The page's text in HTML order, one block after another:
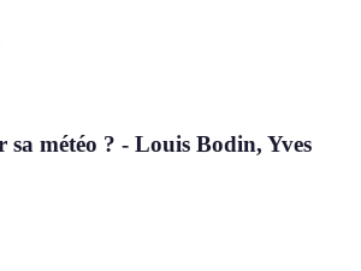
météo ? - Louis Bodin, Yves